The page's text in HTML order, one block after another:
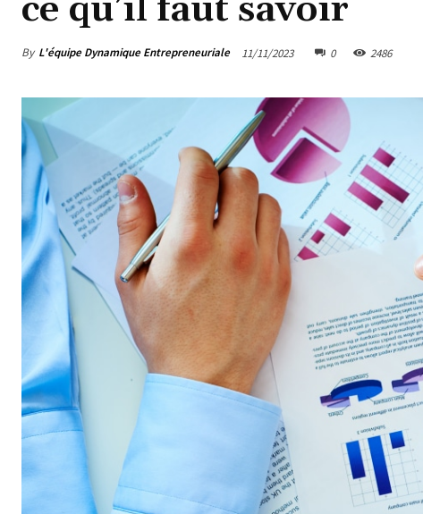
ce qu’il faut savoir
By L'équipe Dynamique Entrepreneuriale 11/11/2023 0 2486